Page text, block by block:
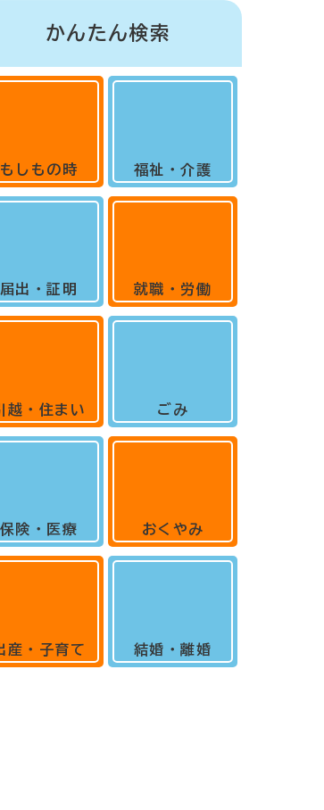
かんたん検索
もしもの時
届出・証明
越・住まい
保険・医療
産・子育て
福祉・介護
就職・労働
ごみ
おくやみ
結婚・離婚